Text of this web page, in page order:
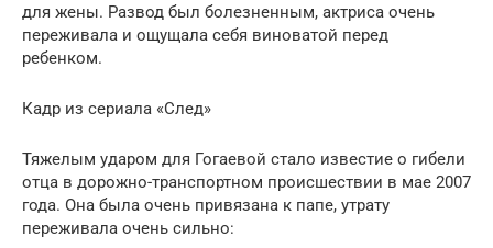
для жены. Развод был болезненным, актриса очень
переживала и ощущала себя виноватой перед
ребенком.
Кадр из сериала «След»
Тяжелым ударом для Гогаевой стало известие о гибели
отца в дорожно-транспортном происшествии в мае 2007
года. Она была очень привязана к папе, утрату
переживала очень сильно: